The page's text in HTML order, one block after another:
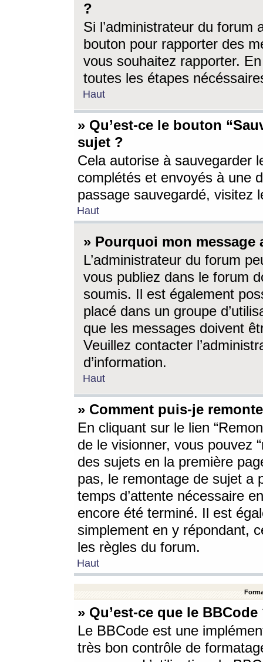
?
Si l’administrateur du forum
bouton pour rapporter des
vous souhaitez rapporter.
toutes les étapes
Haut
» Qu’est-ce le bouton
sujet ?
Cela autorise à sauvegarder
complétés et envoyés à une
passage sauvegardé, visitez
Haut
» Pourquoi mon message
L’administrateur du forum
vous publiez dans le forum
soumis. Il est également
placé dans un groupe
que les messages doivent
Veuillez contacter
d’information.
Haut
» Comment puis-je
En cliquant sur le lien
de le visionner, vous pouvez
des sujets en la première
pas, le remontage de sujet a
temps d’attente nécessaire
encore été terminé. Il est
simplement en y répondant,
les règles du forum.
Haut
» Qu’est-ce que le BBCode
Le BBCode est une
très bon contrôle de